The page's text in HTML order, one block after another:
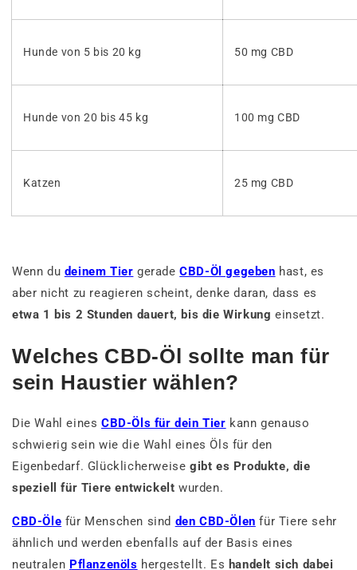
Hunde von 5 bis 20 kg 50 mg CBD
Hunde von 20 bis 45 kg 100 mg CBD
Katzen 25 mg CBD
Wenn du deinem Tier geradeCBD-Öl gegeben hast, es
aber nicht zu reagieren scheint, denke daran, dass es
etwa 1 bis 2 Stunden dauert, bis die Wirkung einsetzt.
Welches CBD-Öl sollte man für
sein Haustier wählen?
Die Wahl eines CBD-Öls für dein Tier kann genauso
schwierig sein wie die Wahl eines Öls für den
Eigenbedarf. Glücklicherweise gibt es Produkte, die
speziell für Tiere entwickelt wurden.
CBD-Öle für Menschen sind den CBD-Ölen für Tiere sehr
ähnlich und werden ebenfalls auf der Basis eines
neutralen Pflanzenöls hergestellt. Es handelt sich dabei